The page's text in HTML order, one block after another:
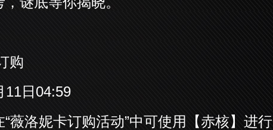
购
11日04:59
薇洛妮卡订购活动”中可使用【赤核】进行